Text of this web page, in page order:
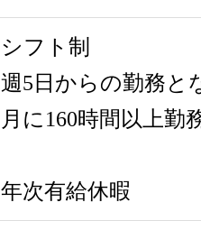
シフト制
週5日からの勤務と
月に160時間以上勤
年次有給休暇